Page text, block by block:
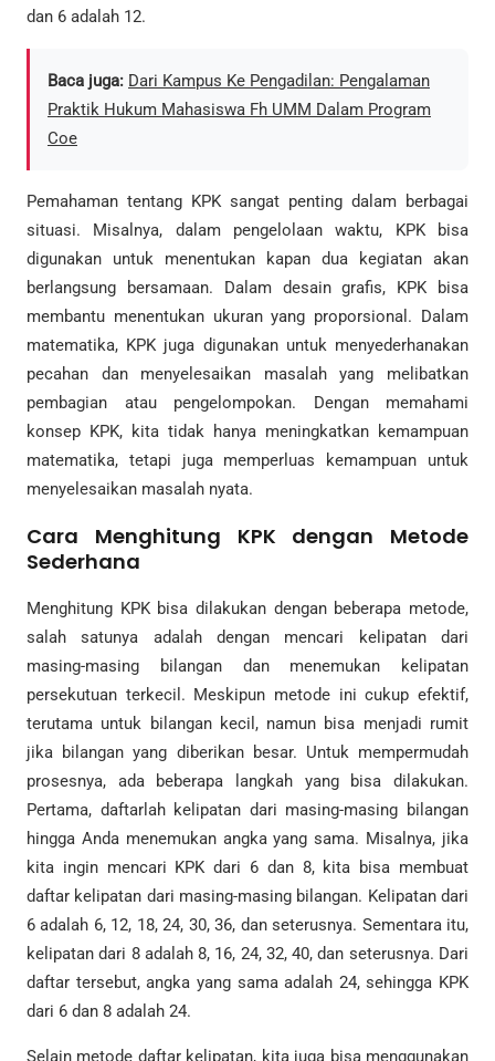
dan 6 adalah 12.
Baca juga: Dari Kampus Ke Pengadilan: Pengalaman
Praktik Hukum Mahasiswa Fh UMM Dalam Program
Coe
Pemahaman tentang KPK sangat penting dalam berbagai
situasi. Misalnya, dalam pengelolaan waktu, KPK bisa
digunakan untuk menentukan kapan dua kegiatan akan
berlangsung bersamaan. Dalam desain grafis, KPK bisa
membantu menentukan ukuran yang proporsional. Dalam
matematika, KPK juga digunakan untuk menyederhanakan
pecahan dan menyelesaikan masalah yang melibatkan
pembagian atau pengelompokan. Dengan memahami
konsep KPK, kita tidak hanya meningkatkan kemampuan
matematika, tetapi juga memperluas kemampuan untuk
menyelesaikan masalah nyata.
Cara Menghitung KPK dengan Metode
Sederhana
Menghitung KPK bisa dilakukan dengan beberapa metode,
salah satunya adalah dengan mencari kelipatan dari
masing-masing bilangan dan menemukan kelipatan
persekutuan terkecil. Meskipun metode ini cukup efektif,
terutama untuk bilangan kecil, namun bisa menjadi rumit
jika bilangan yang diberikan besar. Untuk mempermudah
prosesnya, ada beberapa langkah yang bisa dilakukan.
Pertama, daftarlah kelipatan dari masing-masing bilangan
hingga Anda menemukan angka yang sama. Misalnya, jika
kita ingin mencari KPK dari 6 dan 8, kita bisa membuat
daftar kelipatan dari masing-masing bilangan. Kelipatan dari
6 adalah 6, 12, 18, 24, 30, 36, dan seterusnya. Sementara itu,
kelipatan dari 8 adalah 8, 16, 24, 32, 40, dan seterusnya. Dari
daftar tersebut, angka yang sama adalah 24, sehingga KPK
dari 6 dan 8 adalah 24.
Selain metode daftar kelipatan, kita juga bisa menggunakan